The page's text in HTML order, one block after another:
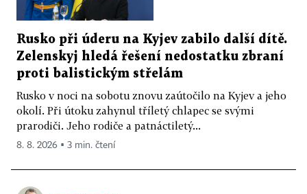
Rusko při úderu na Kyjev zabilo další dítě.
Zelenskyj hledá řešení nedostatku zbraní
proti balistickým střelám
Rusko v noci na sobotu znovu zaútočilo na Kyjev a jeho
okolí. Při útoku zahynul tříletý chlapec se svými
prarodiči. Jeho rodiče a patnáctiletý...
8. 8. 2026 ▪ 3 min. čtení